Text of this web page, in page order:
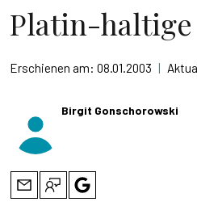
Platin-
Erschienen am: 08.01.2003 |
Birgit Gonschorowski